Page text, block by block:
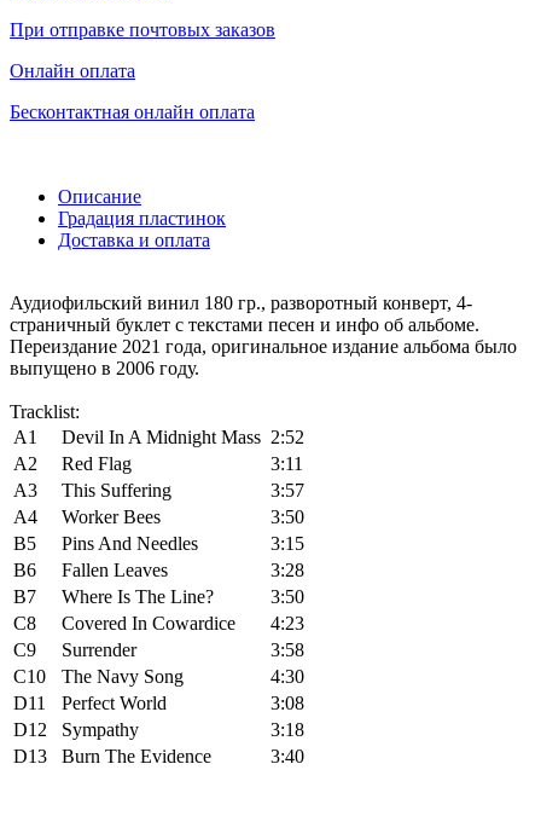
При отправке почтовых заказов
Онлайн оплата
Бесконтактная онлайн оплата
Описание
Градация пластинок
Доставка и оплата
Аудиофильский винил 180 гр., разворотный конверт, 4-
страничный буклет с текстами песен и инфо об альбоме.
Переиздание 2021 года, оригинальное издание альбома было
выпущено в 2006 году.
Tracklist:
A1
Devil In A Midnight Mass 2:52
A2
Red Flag
3:11
A3
This Suffering
3:57
A4
Worker Bees
3:50
B5
Pins And Needles
3:15
B6
Fallen Leaves
3:28
B7
Where Is The Line?
3:50
C8
Covered In Cowardice
4:23
C9
Surrender
3:58
C10
The Navy Song
4:30
D11
Perfect World
3:08
D12
Sympathy
3:18
D13
Burn The Evidence 3:40